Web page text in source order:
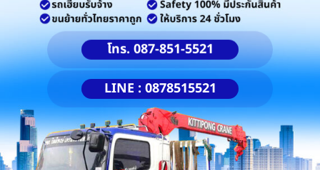
โทร. 087-851-5521
LINE : 0878515521